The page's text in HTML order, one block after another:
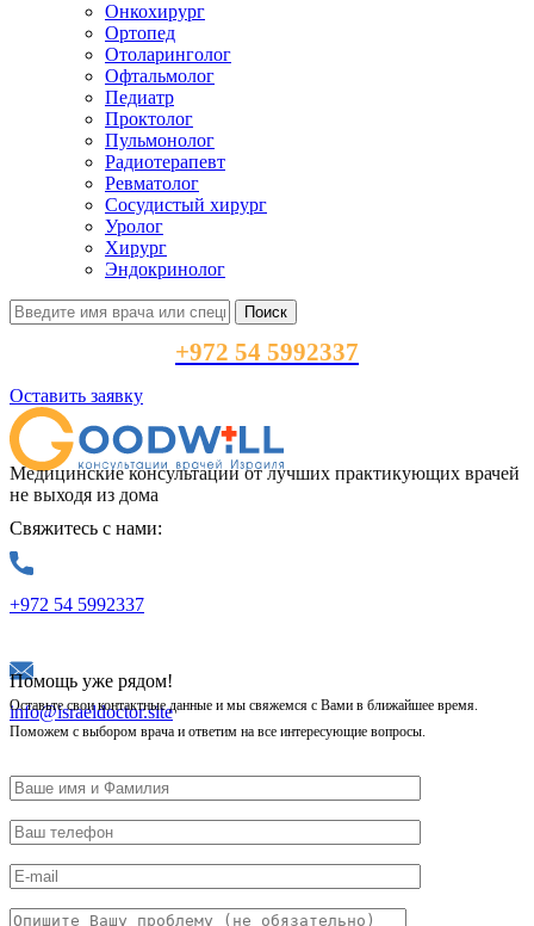
Онкохирург
Ортопед
Отоларинголог
Офтальмолог
Педиатр
Проктолог
Пульмонолог
Радиотерапевт
Ревматолог
Сосудистый хирург
Уролог
Хирург
Эндокринолог
Поиск
+972 54 5992337
Оставить заявку
Медицинские консультации от лучших практикующих врачей
не выходя из дома
Свяжитесь с нами:
+972 54 5992337
info@israeldoctor.site
Помощь уже рядом!
Оставьте свои контактные данные и мы свяжемся с Вами в ближайшее время.
Поможем с выбором врача и ответим на все интересующие вопросы.